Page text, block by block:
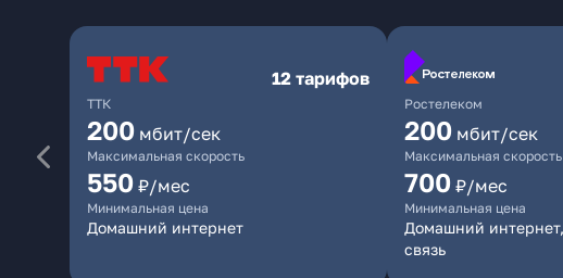
ТТК
12 тарифов
200 мбит/сек
Максимальная скорость
550 ₽/мес
Минимальная цена
Домашний интернет
Ростелеком
200 мбит/сек
Максимальная скорость
700 ₽/мес
Минимальная цена
Домашний
связь